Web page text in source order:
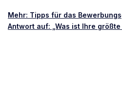
Mehr: Tipps für das
Antwort auf: „Was ist Ihre